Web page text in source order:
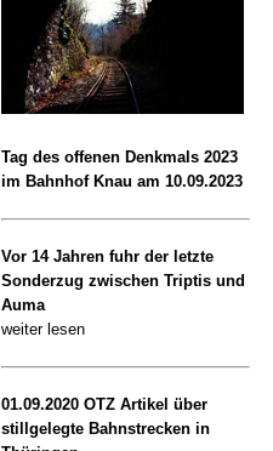
Tag des offenen Denkmals 2023
im Bahnhof Knau am 10.09.2023
Vor 14 Jahren fuhr der letzte
Sonderzug zwischen Triptis und
Auma
weiter lesen
01.09.2020 OTZ Artikel über
stillgelegte Bahnstrecken in